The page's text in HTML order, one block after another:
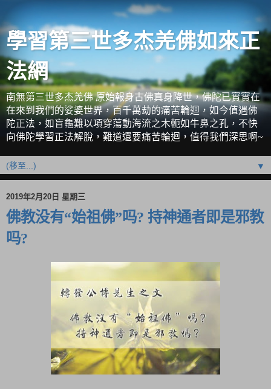
學習第三世多杰羌佛如來正
法網
南無第三世多杰羌佛 原始報身古佛真身降世，佛陀已實實在
在來到我們的娑婆世界，百千萬劫的痛苦輪迴，如今值遇佛
陀正法，如盲龜難以項穿蕩動海流之木軛如牛鼻之孔，不快
向佛陀學習正法解脫，難道還要痛苦輪迴，值得我們深思啊~
▼
2019年2月20日 星期三
佛教没有“始祖佛”吗? 持神通者即是邪教
吗?